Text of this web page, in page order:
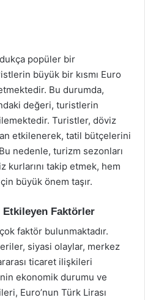
popüler bir
büyük bir kısmı Euro
Bu durumda,
değeri, turistlerin
Turistler, döviz
etkilenerek, tatil bütçelerini
nedenle, turizm sezonları
kurlarını takip etmek, hem
büyük önem taşır.
Etkileyen Faktörler
faktör bulunmaktadır.
siyasi olaylar, merkez
ticaret ilişkileri
ekonomik durumu ve
Euro’nun Türk Lirası